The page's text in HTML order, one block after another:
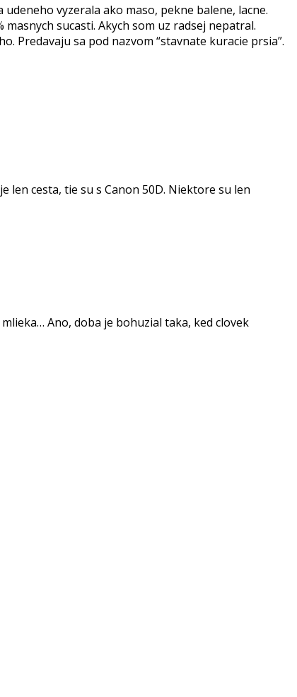
vyzerala ako maso, pekne balene, lacne.
sucasti. Akych som uz radsej nepatral.
Predavaju sa pod nazvom “stavnate kuracie prsia”.
len cesta, tie su s Canon 50D. Niektore su len
Ano, doba je bohuzial taka, ked clovek